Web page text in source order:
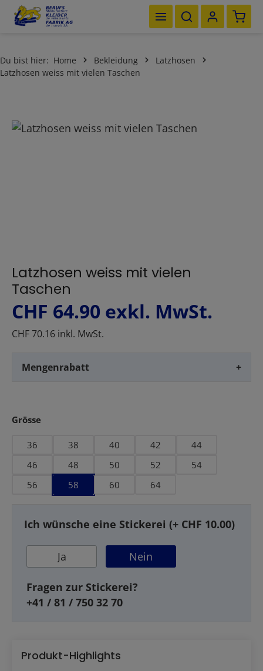
Zum Hauptinhalt springen
Du bist hier: Home Bekleidung
Latzhosen
Latzhosen weiss mit vielen Taschen
Bildergalerie überspringen
Latzhosen weiss mit vielen
Taschen
CHF 64.90 exkl. MwSt.
CHF 70.16 inkl. MwSt.
Mengenrabatt +
Grösse
36 38 40 42
44
46
48 50 52
54
56
58 60 64
Ich wünsche eine Stickerei (+ CHF 10.00)
Ja Nein
Fragen zur Stickerei?
+41 / 81 / 750 32 70
Produkt-Highlights